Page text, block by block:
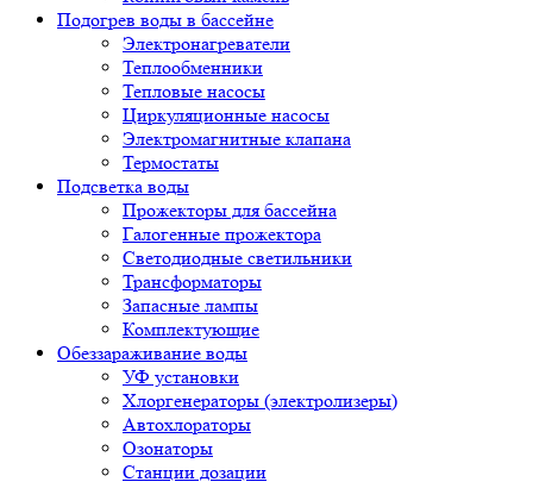
Подогрев воды в бассейне
Электронагреватели
Теплообменники
Тепловые насосы
Циркуляционные насосы
Электромагнитные клапана
Термостаты
Подсветка воды
Прожекторы для бассейна
Галогенные прожектора
Светодиодные светильники
Трансформаторы
Запасные лампы
Комплектующие
Обеззараживание воды
УФ установки
Хлоргенераторы (электролизеры)
Автохлораторы
Озонаторы
Станции дозации